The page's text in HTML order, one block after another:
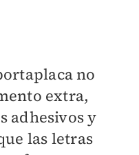
no
extra,
adhesivos y
las letras